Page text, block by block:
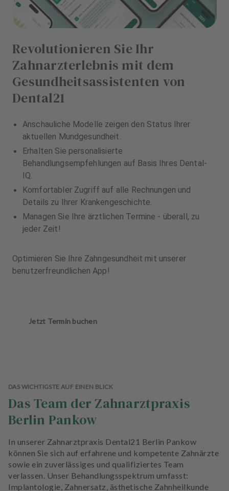
Revolutionieren Sie Ihr
Zahnarzterlebnis mit dem
Gesundheitsassistenten von
Dental21
Anschauliche Modelle zeigen den Status Ihrer
aktuellen Mundgesundheit.
Erhalten Sie personalisierte
Behandlungsempfehlungen auf Basis Ihres Dental-
IQ.
Komfortabler Zugriff auf alle Rechnungen und
Details zu Ihrer Krankengeschichte.
Managen Sie Ihre ärztlichen Termine - überall, zu
jeder Zeit!
Optimieren Sie Ihre Zahngesundheit mit unserer
benutzerfreundlichen App!
Jetzt Termin buchen
DAS WICHTIGSTE AUF EINEN BLICK
Das Team der Zahnarztpraxis
Berlin Pankow
In unserer Zahnarztpraxis Dental21 Berlin Pankow
können Sie sich auf erfahrene und kompetente Zahnärzte
sowie ein zuverlässiges und qualifiziertes Team
verlassen. Unser Behandlungsspektrum umfasst:
Implantologie, Zahnersatz, ästhetische Zahnheilkunde